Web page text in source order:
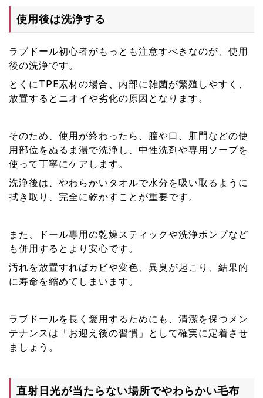
使用後は洗浄する
ラブドール初心者がもっとも注意すべきなのが、使用
後の洗浄です。
とくにTPE素材の場合、内部に雑菌が繁殖しやすく、
放置するとニオイや劣化の原因となります。
そのため、使用が終わったら、膣や口、肛門などの使
用部位をぬるま湯で洗浄し、中性洗剤や専用ソープを
使って丁寧にケアします。
洗浄後は、やわらかいタオルで水分を吸い取るように
拭き取り、完全に乾かすことが重要です。
また、ドール専用の乾燥スティックや洗浄ポンプなど
も併用するとより安心です。
汚れを放置すればカビや変色、異臭が起こり、結果的
に寿命を縮めてしまいます。
ラブドールを長く愛用するためにも、清潔を保つメン
テナンスは「お迎え後の習慣」として確実に定着させ
ましょう。
直射日光が当たらない場所でやわらかい毛布